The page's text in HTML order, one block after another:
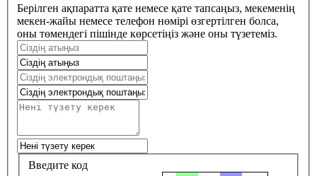
Берілген ақпаратта қате немесе қате тапсаңыз, мекеменің
мекен-жайы немесе телефон нөмірі өзгертілген болса,
оны төмендегі пішінде көрсетіңіз және оны түзетеміз.
Введите код